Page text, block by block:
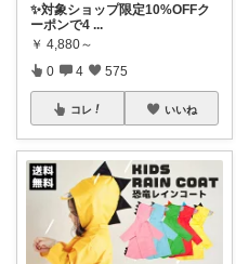
✨対象ショップ限定10%OFFク
ーポンで4 ...
￥ 4,880～
0 4 575
コレ いいね